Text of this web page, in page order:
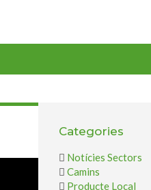
Categories
Notícies Sectors
Camins
Producte Local